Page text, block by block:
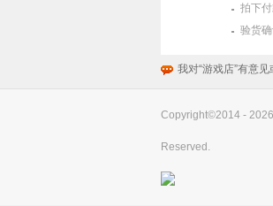
拍下
验货
我对“游戏店”有意见
Copyright©2014 -
Reserved.